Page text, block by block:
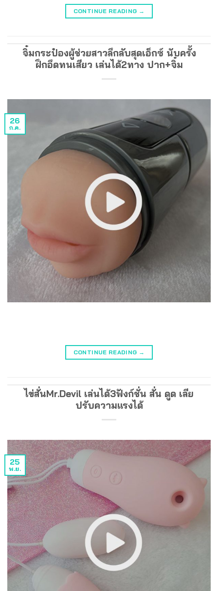
CONTINUE READING →
จิ๋มกระป๋องผู้ช่วยสาวลึกลับสุดเอ็กซ์ นับครั้ง
ฝึกอึดทนเสียว เล่นได้2ทาง ปาก+จิ๋ม
26
ก.ค.
CONTINUE READING →
ไข่สั่นMr.Devil เล่นได้3ฟังก์ชั่น สั่น ดูด เลีย
ปรับความแรงได้
25
พ.ย.